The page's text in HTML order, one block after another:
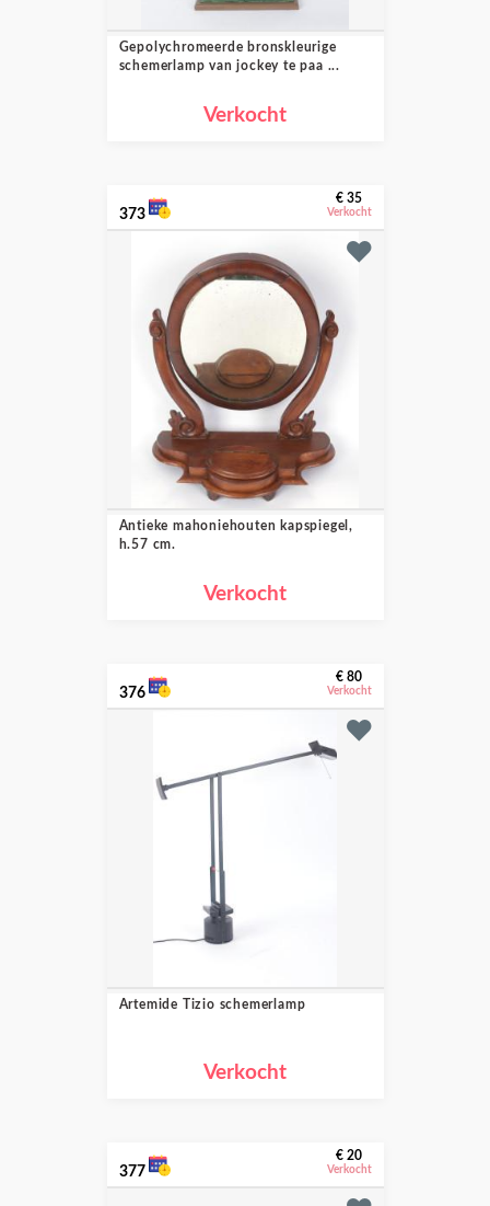
Gepolychromeerde bronskleurige
schemerlamp van jockey te paa ...
Verkocht
373
€ 35
Verkocht
Antieke mahoniehouten kapspiegel,
h.57 cm.
Verkocht
376
€ 80
Verkocht
Artemide Tizio schemerlamp
Verkocht
377
€ 20
Verkocht